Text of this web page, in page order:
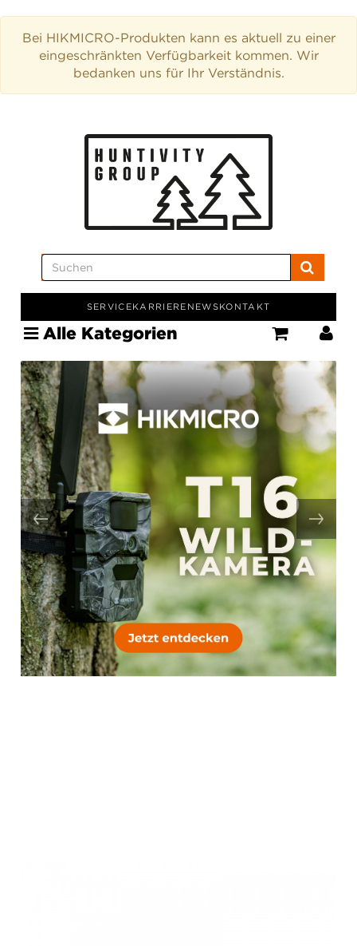
Bei HIKMICRO-Produkten kann es aktuell zu einer
eingeschränkten Verfügbarkeit kommen. Wir
bedanken uns für Ihr Verständnis.
SERVICEKARRIERE NEWSKONTAKT
Alle Kategorien